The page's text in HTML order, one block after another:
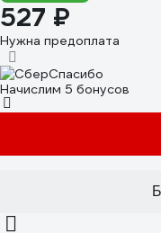
527 ₽
Нужна предоплата
Начислим 5 бонусов